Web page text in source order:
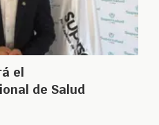
el
de Salud